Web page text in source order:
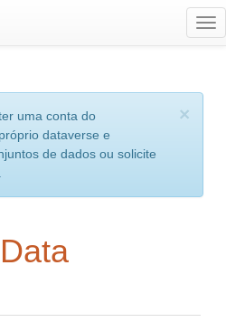
×
uma conta do
dataverse e
de dados ou solicite